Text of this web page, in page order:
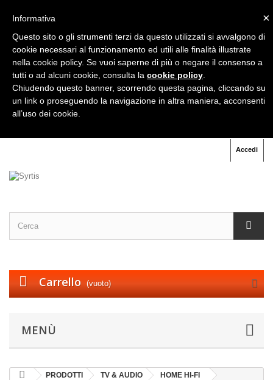
+3906 91 60 70 07
Accedi
Carrello (vuoto)
MENÙ
PRODOTTI TV & AUDIO
HOME HI-FI
×
Informativa
Questo sito o gli strumenti terzi da questo utilizzati si avvalgono di
cookie necessari al funzionamento ed utili alle finalità illustrate
nella cookie policy. Se vuoi saperne di più o negare il consenso a
tutti o ad alcuni cookie, consulta la cookie policy
Chiudendo questo banner, scorrendo questa pagina, cliccando su
un link o proseguendo la navigazione in altra maniera, acconsenti
all’uso dei cookie.